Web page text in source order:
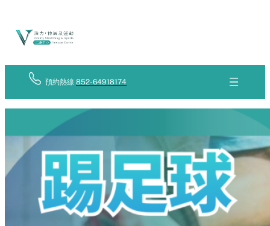
content
預約熱線852-64918174